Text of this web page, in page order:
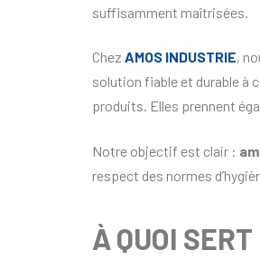
suffisamment maîtrisées.
Chez AMOS INDUSTRIE,
solution fiable et durable à
produits. Elles prennent
Notre objectif est clair :
respect des normes
À QUOI